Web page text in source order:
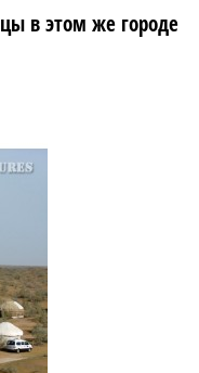
в этом же городе